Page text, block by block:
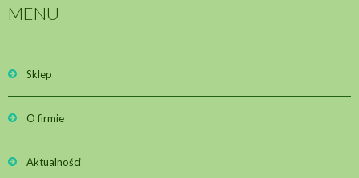
MENU
Sklep
O firmie
Aktualności